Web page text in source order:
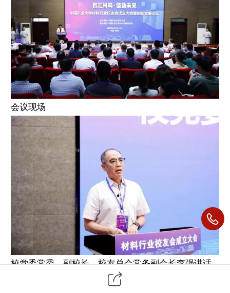
会议现场
校党委常委、副校长、校友总会常务副会长李强讲话